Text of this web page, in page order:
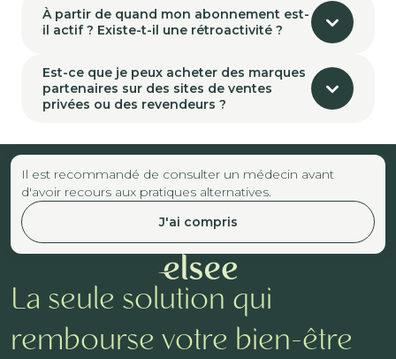
À partir de quand mon abonnement est-
il actif ? Existe-t-il une rétroactivité ?
Est-ce que je peux acheter des marques
partenaires sur des sites de ventes
privées ou des revendeurs ?
Il est recommandé de consulter un médecin avant
d'avoir recours aux pratiques alternatives.
J'ai compris
La seule solution qui
rembourse votre bien-être